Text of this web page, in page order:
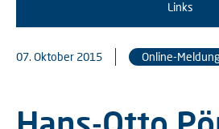
Links
07. Oktober 2015 Online-